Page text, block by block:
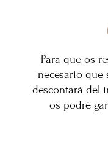
Para que os
necesario que
descontará del
os podré